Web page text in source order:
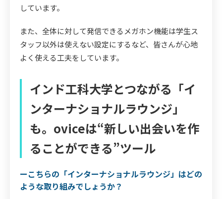
しています。
また、全体に対して発信できるメガホン機能は学生ス
タッフ以外は使えない設定にするなど、皆さんが心地
よく使える工夫をしています。
インド工科大学とつながる「イ
ンターナショナルラウンジ」
も。oviceは“新しい出会いを作
ることができる”ツール
ーこちらの「インターナショナルラウンジ」はどの
ような取り組みでしょうか？